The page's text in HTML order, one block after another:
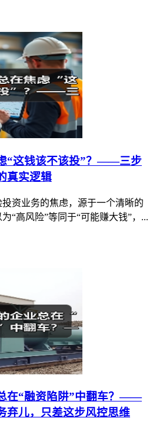
“这钱该不该投”？——三步
真实逻辑
资业务的焦虑，源于一个清晰的
“高风险”等同于“可能赚大钱”，...
在“融资陷阱”中翻车？——
弃儿，只差这步风控思维